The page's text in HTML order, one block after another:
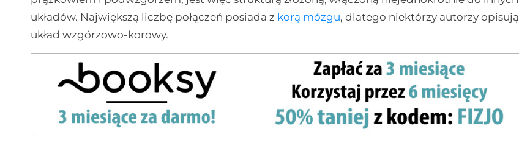
układów. Największą liczbę połączeń posiada z korą mózgu, dlatego niektórzy autorzy opisują
układ wzgórzowo-korowy.